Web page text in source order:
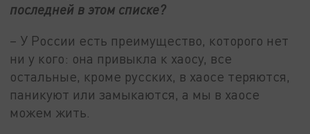
последней в этом списке?
– У России есть преимущество, которого нет
ни у кого: она привыкла к хаосу, все
остальные, кроме русских, в хаосе теряются,
паникуют или замыкаются, а мы в хаосе
можем жить.